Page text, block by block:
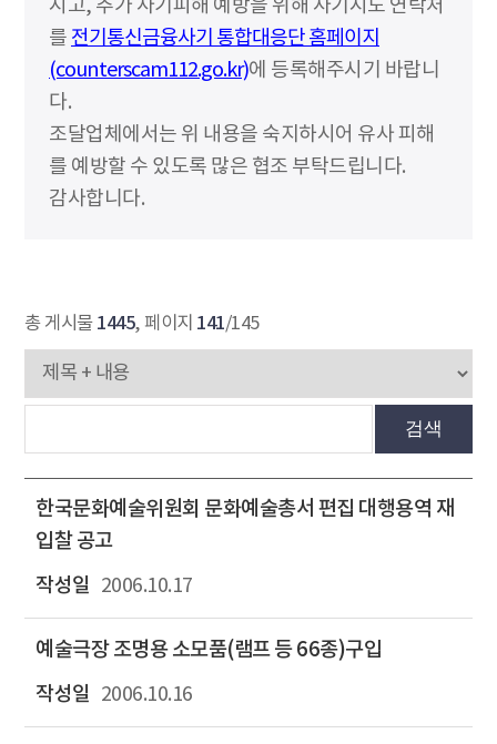
시고, 추가 사기피해 예방을 위해 사기시도 연락처
를 전기통신금융사기 통합대응단 홈페이지
(counterscam112.go.kr)에 등록해주시기 바랍니
다.
조달업체에서는 위 내용을 숙지하시어 유사 피해
를 예방할 수 있도록 많은 협조 부탁드립니다.
감사합니다.
총 게시물 1445, 페이지 141/145
검색
한국문화예술위원회 문화예술총서 편집 대행용역 재
입찰 공고
2006.10.17
예술극장 조명용 소모품(램프 등 66종)구입
2006.10.16